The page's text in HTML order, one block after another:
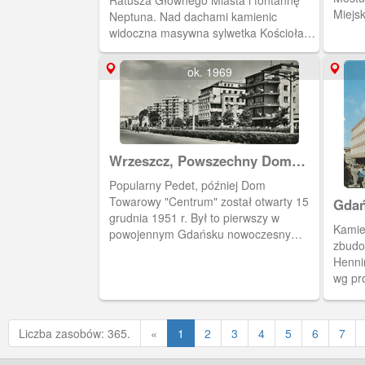
Neptuna. Nad dachami kamienic
widoczna masywna sylwetka Kościoła
Mariackiego. Poniżej samochody.
ok. 1969
Wrzeszcz, Powszechny Dom
Towarowy "Neptun"
Popularny Pedet, później Dom
Towarowy "Centrum" został otwarty 15
grudnia 1951 r. Był to pierwszy w
powojennym Gdańsku nowoczesny
miejscu powstał biurowiec "Neptun".
Obok Pedetu stoi budynek, w którym
działał klub "Ster", a w 1980 r. został
siedzibą NSZZ "Solidarność".
wg
Liczba zasobów: 365. « Poprzednia
1 2 3 4 5 6 7